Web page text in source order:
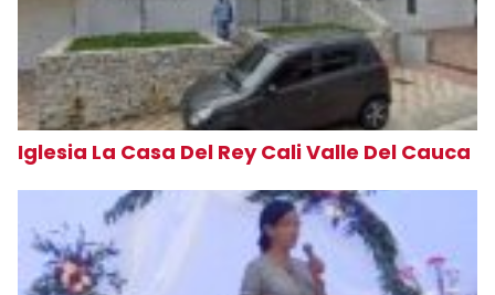
Iglesia La Casa Del Rey Cali Valle Del Cauca